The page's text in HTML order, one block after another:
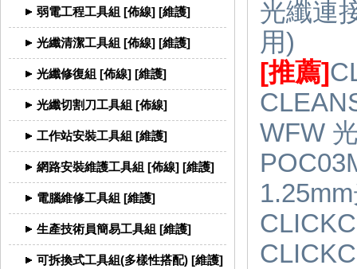
光纖連
用)
[推薦]
WFW
弱電工程工具組 [佈線] [維護]
光纖清潔工具組 [佈線] [維護]
光纖修復組 [佈線] [維護]
光纖切割刀工具組 [佈線]
工作站安裝工具組 [維護]
網路安裝維護工具組 [佈線] [維護]
電腦維修工具組 [維護]
生產技術員簡易工具組 [維護]
可拆換式工具組(多樣性搭配) [維護]